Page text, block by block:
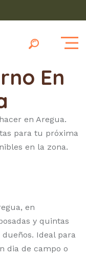
En
en Aregua.
para tu próxima
en la zona.
en
y quintas
Ideal para
dia de campo o